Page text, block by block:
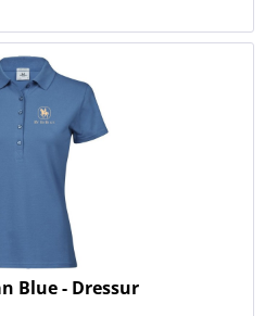
Blue - Dressur